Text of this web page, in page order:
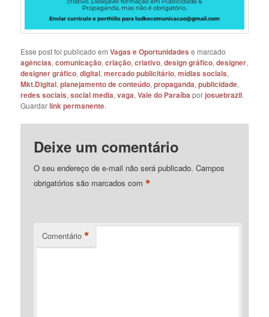
Esse post foi publicado emVagas e Oportunidades e marcado
agências,comunicação,criação,criativo,design gráfico,designer,
designer gráfico,digital,mercado publicitário,mídias sociais,
Mkt.Digital,planejamento de conteúdo,propaganda,publicidade,
redes sociais,social media,vaga,Vale do Paraíba porjosuebrazil.
Guardarlink permanente.
Deixe um comentário
O seu endereço de e-mail não será publicado. Campos
obrigatórios são marcados com*
Comentário *